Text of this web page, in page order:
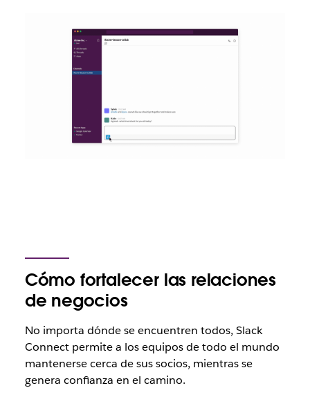
Cómo fortalecer las relaciones
de negocios
No importa dónde se encuentren todos, Slack
Connect permite a los equipos de todo el mundo
mantenerse cerca de sus socios, mientras se
genera confianza en el camino.